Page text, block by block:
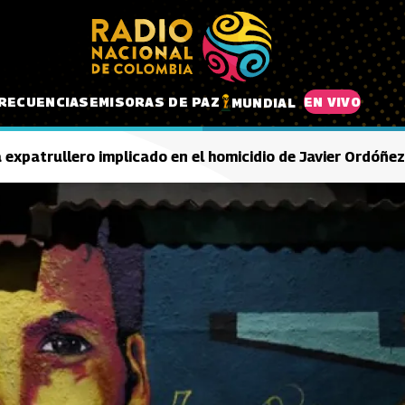
EMISORAS DE PAZ MUNDIAL EN VIVO
expatrullero implicado en el homicidio de Javier Ordóñez